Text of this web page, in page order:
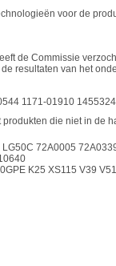
voor de
de Commissie
resultaten van het
1171-01910
produkten die niet in de
LG50C 72A0005
K25 XS115 V39